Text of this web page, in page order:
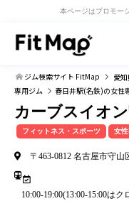
本ページはプロモー
ジム検索サイト FitMap 愛
専用ジム
春日井駅(名鉄)の女性
カーブスイオ
フィットネス・スポーツ 女
〒463-0812 名古屋市守山
10:00-19:00(13:00-15:00はク